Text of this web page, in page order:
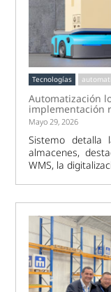
Tecnologías
Automatización
implementación
Mayo 29, 2026
Sistemo detalla
almacenes,
WMS, la